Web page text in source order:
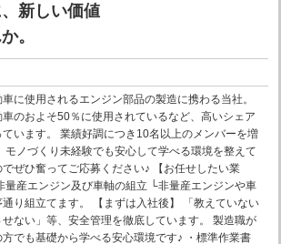
新しい価値
。
車に使用されるエンジン部品の製造に携わる当社。
車のおよそ50％に使用されているなど、高いシェア
ています。 業績好調につき10名以上のメンバーを増
モノづくり未経験でも安心して学べる環境を整えて
でぜひ奮ってご応募ください♪ 【お任せしたい業
量産エンジン及び車軸の組立 └非量産エンジンや車
り組立てます。 【まずは入社後】 「教えていない
ない」等、安全管理を徹底しています。 製造職が
でも基礎から学べる安心環境です♪ ・標準作業書